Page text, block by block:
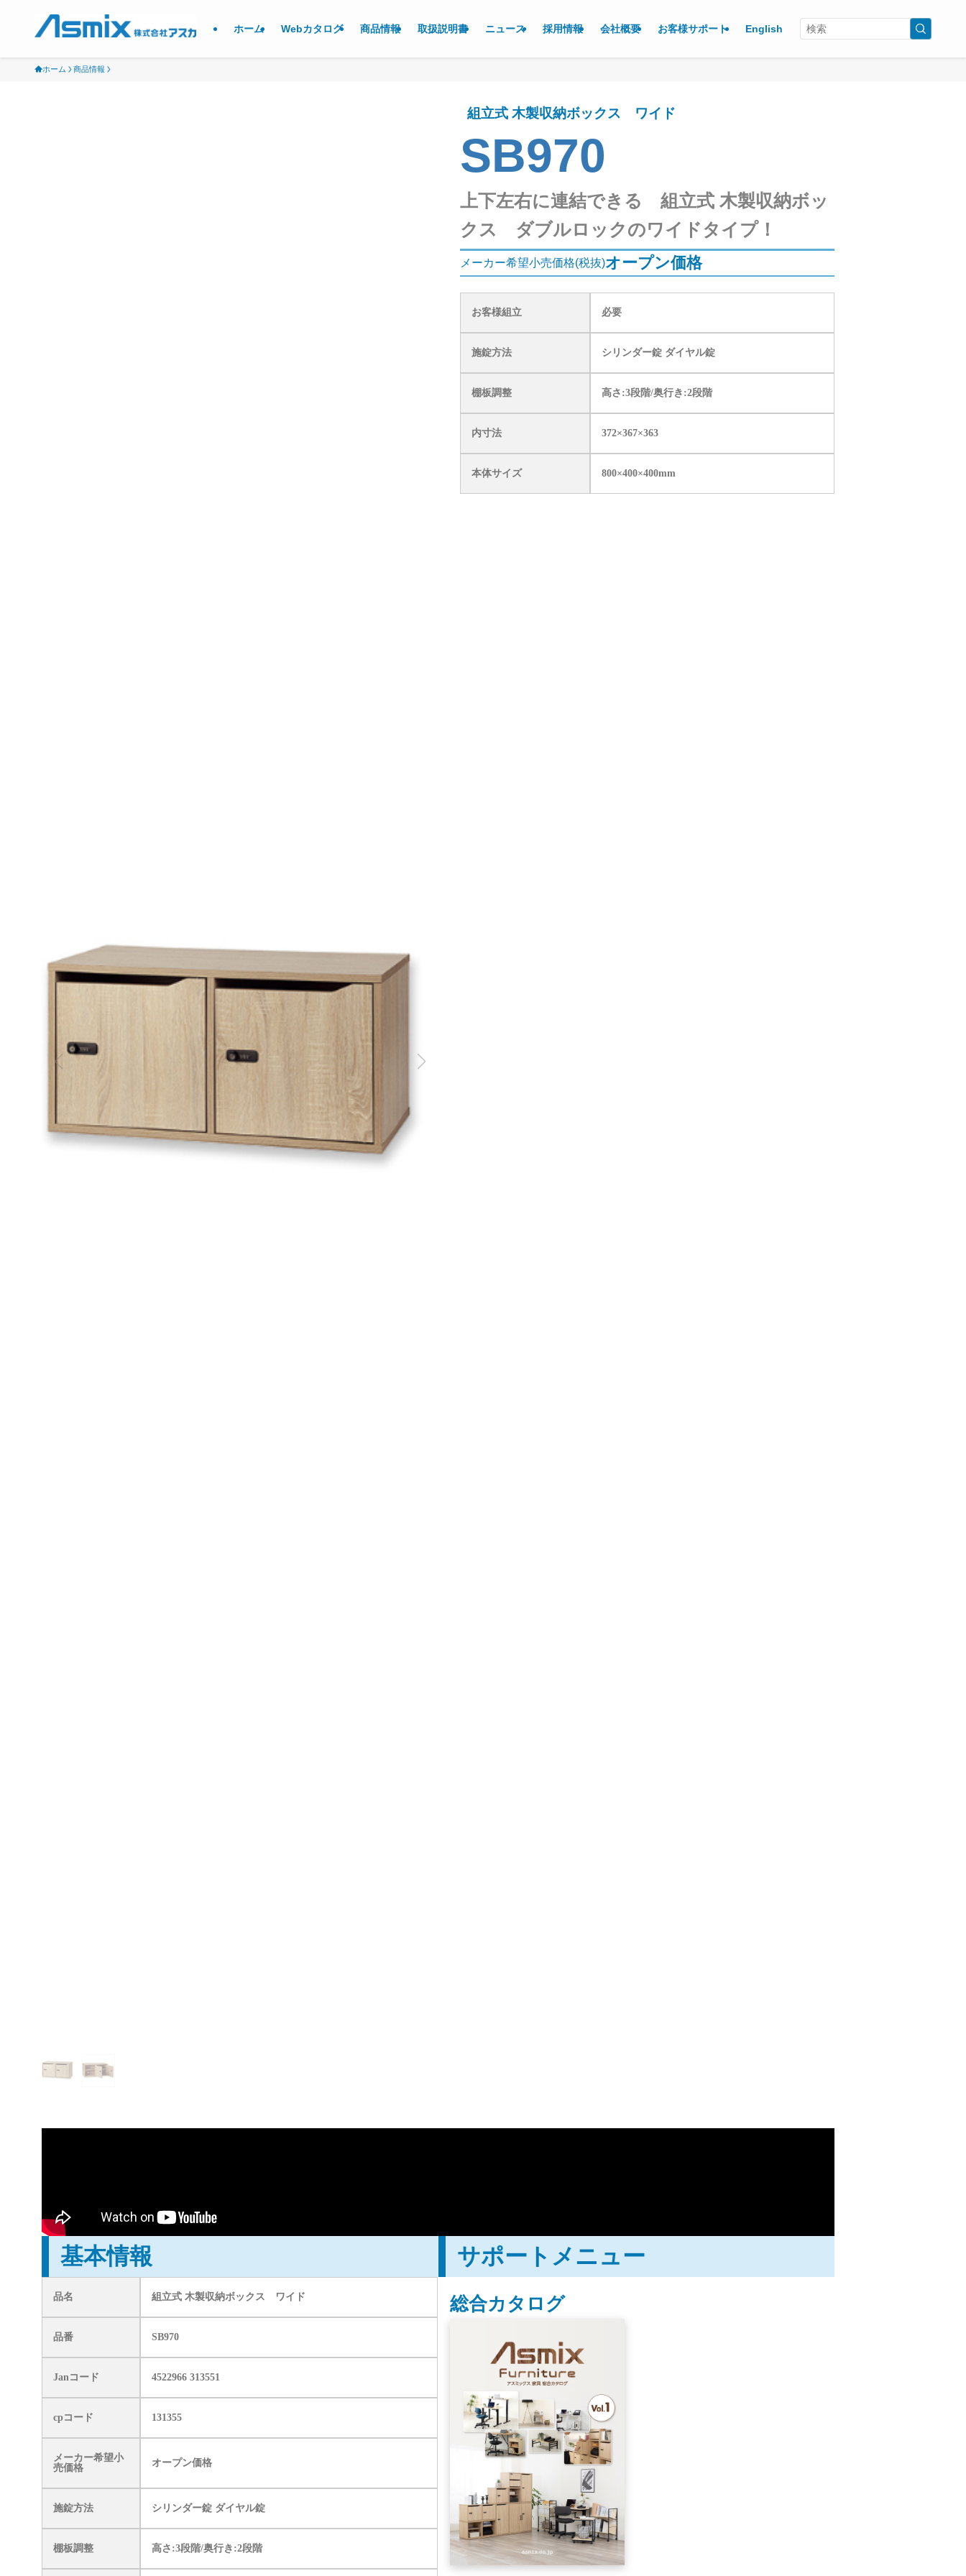
ホーム Webカタログ 商品情報 取扱説明書 ニュース 採用情報 会社概要 お客様サポート English
ホーム 商品情報
組立式 木製収納ボックス ワイド
SB970
上下左右に連結できる 組立式 木製収納ボッ
クス ダブルロックのワイドタイプ！
メーカー希望小売価格(税抜)オープン価格
お客様組立 必要
施錠方法 シリンダー錠 ダイヤル錠
棚板調整 高さ:3段階/奥行き:2段階
内寸法 372×367×363
本体サイズ 800×400×400mm
基本情報
品名 組立式 木製収納ボックス ワイド
品番 SB970
Janコード 4522966 313551
cpコード 131355
メーカー希望小
売価格
オープン価格
施錠方法 シリンダー錠 ダイヤル錠
棚板調整 高さ:3段階/奥行き:2段階
サポートメニュー
総合カタログ